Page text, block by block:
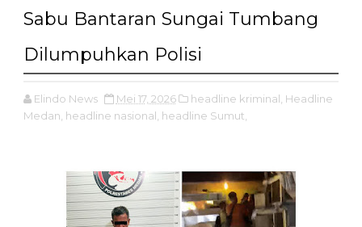
Sabu Bantaran Sungai Tumbang
Dilumpuhkan Polisi
Elindo News Mei 17, 2026 headline kriminal, Headline
Medan, headline nasional, headline Sumut,